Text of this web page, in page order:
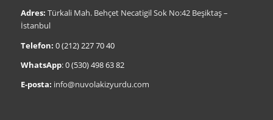
Adres: Türkali Mah. Behçet Necatigil Sok No:42 Beşiktaş –
İstanbul
Telefon: 0 (212) 227 70 40
WhatsApp:0 (530) 498 63 82
E-posta: info@nuvolakizyurdu.com